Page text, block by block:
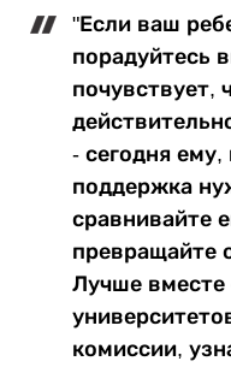
"Если ваш
порадуйтесь
почувствует,
- сегодня
поддержка
сравнивайте
превращайте
Лучше вместе
комиссии,